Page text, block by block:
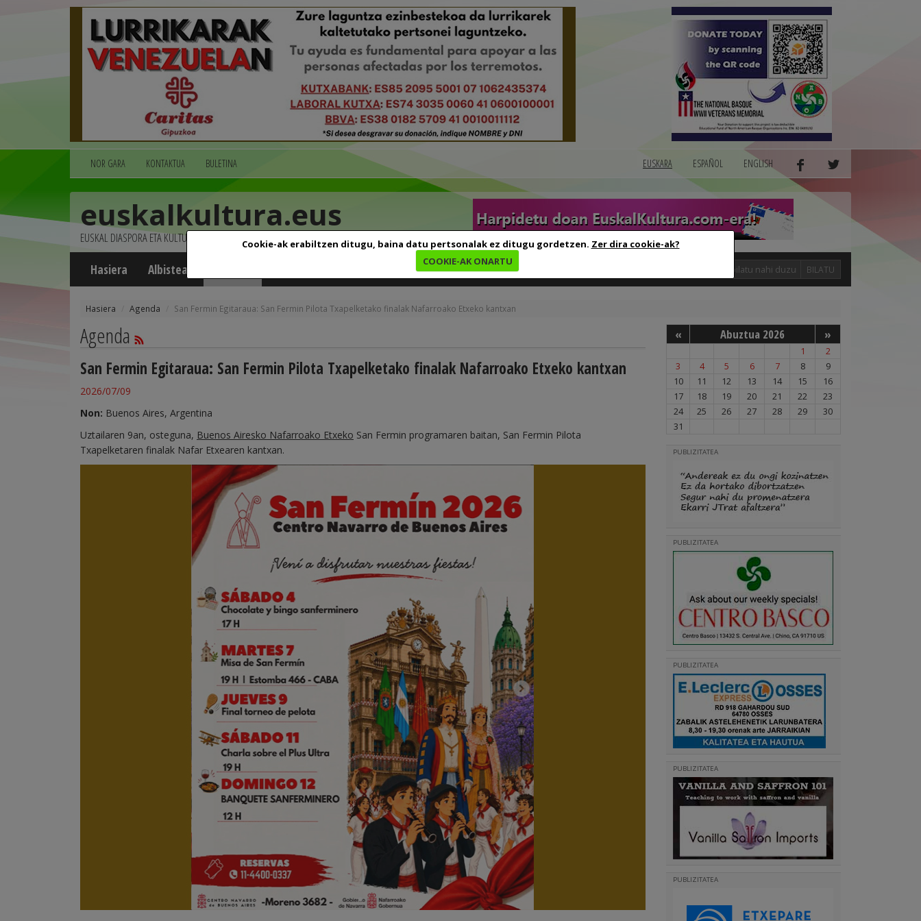
Cookie-ak erabiltzen ditugu, baina datu pertsonalak ez ditugu gordetzen. Zer dira cookie-ak?
COOKIE-AK ONARTU
NOR GARA KONTAKTUA BULETINA EUSKARA ESPAÑOL ENGLISH
euskalkultura.eus
EUSKAL DIASPORA ETA KULTURA
Hasiera Albisteak Euskara ikasten BILATU
Hasiera Agenda San Fermin Egitaraua: San Fermin Pilota Txapelketako finalak Nafarroako Etxeko kantxan
Agenda
San Fermin Egitaraua: San Fermin Pilota Txapelketako finalak Nafarroako Etxeko kantxan
2026/07/09
Non: Buenos Aires, Argentina
Uztailaren 9an, osteguna, Buenos Airesko Nafarroako Etxeko San Fermin programaren baitan, San Fermin Pilota
Txapelketaren finalak Nafar Etxearen kantxan.
« Abuztua 2026 »
1
2
3
4 5 6 7 8
9
10
11 12 13 14 15
16
17
18 19 20 21 22
23
24
25 26 27 28 29
30
31
PUBLIZITATEA
PUBLIZITATEA
PUBLIZITATEA
PUBLIZITATEA
PUBLIZITATEA